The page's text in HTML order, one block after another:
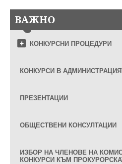
ВАЖНО
КОНКУРСНИ ПРОЦЕДУРИ
КОНКУРСИ В
ПРЕЗЕНТАЦИИ
ОБЩЕСТВЕНИ КОНСУЛТАЦИИ
ИЗБОР НА ЧЛЕНОВЕ НА
КОНКУРСИ КЪМ